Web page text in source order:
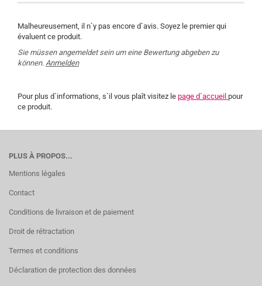
Malheureusement, il n`y pas encore d`avis. Soyez le premier qui
évaluent ce produit.
Sie müssen angemeldet sein um eine Bewertung abgeben zu
können. Anmelden
Pour plus d`informations, s`il vous plaît visitez le page d`accueil pour
ce produit.
PLUS À PROPOS...
Mentions légales
Contact
Conditions de livraison et de paiement
Droit de rétractation
Termes et conditions
Déclaration de protection des données